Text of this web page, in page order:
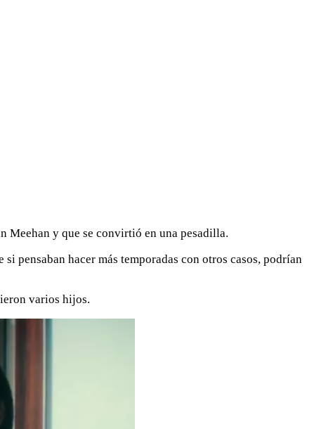
Meehan y que se convirtió en una pesadilla.
pensaban hacer más temporadas con otros casos, podrían
varios hijos.